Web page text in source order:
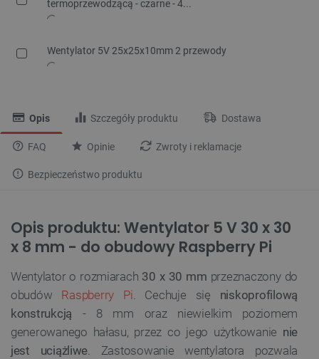
termoprzewodzącą - czarne - 4...
Wentylator 5V 25x25x10mm 2 przewody
Opis Szczegóły produktu Dostawa
FAQ Opinie Zwroty i reklamacje
Bezpieczeństwo produktu
Opis produktu: Wentylator 5 V 30 x 30
x 8 mm - do obudowy Raspberry Pi
Wentylator o rozmiarach 30 x 30 mm przeznaczony do
obudów Raspberry Pi. Cechuje się niskoprofilową
konstrukcją - 8 mm oraz niewielkim poziomem
generowanego hałasu, przez co jego użytkowanie nie
jest uciążliwe. Zastosowanie wentylatora pozwala